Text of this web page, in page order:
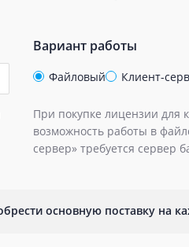
Вариант работы
Файловый Клиент-
При покупке лицензии для
возможность работы в
сервер» требуется сервер
основную поставку на